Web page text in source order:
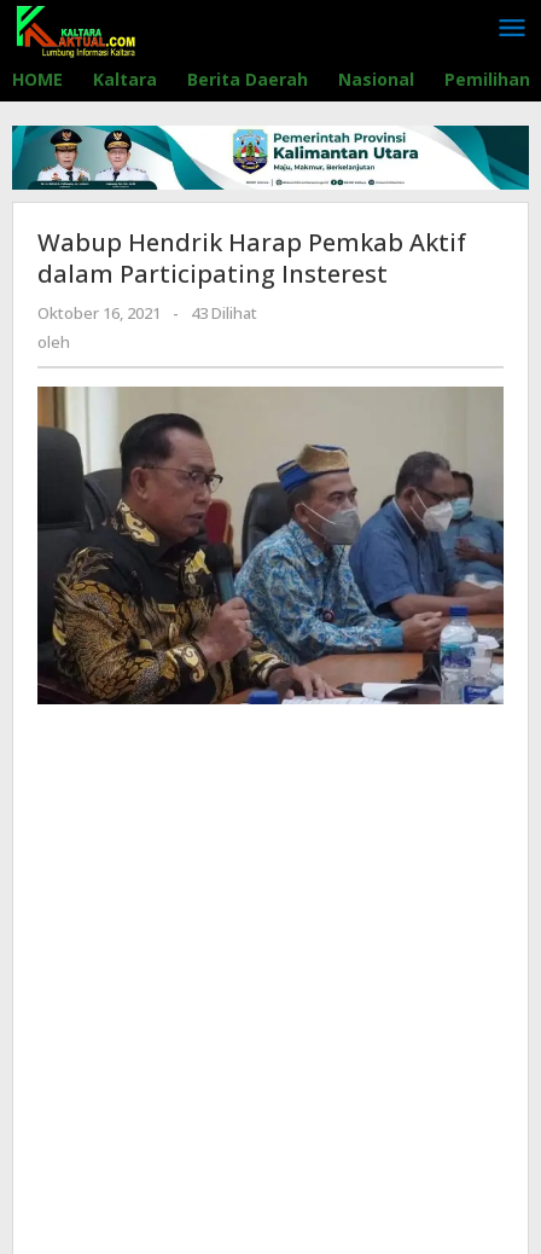
Lewati
konten
HOME Kaltara Berita Daerah Nasional Pemilihan
Wabup Hendrik Harap Pemkab Aktif
dalam Participating Insterest
Oktober 16, 2021 oleh
-
43 Dilihat
oleh